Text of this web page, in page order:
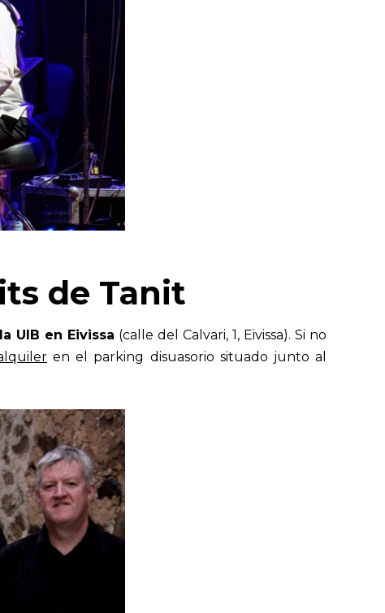
de Tanit
UIB en Eivissa (calle del Calvari, 1, Eivissa). Si no
en el parking disuasorio situado junto al